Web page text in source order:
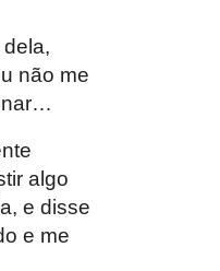
não me
algo
e disse
e me